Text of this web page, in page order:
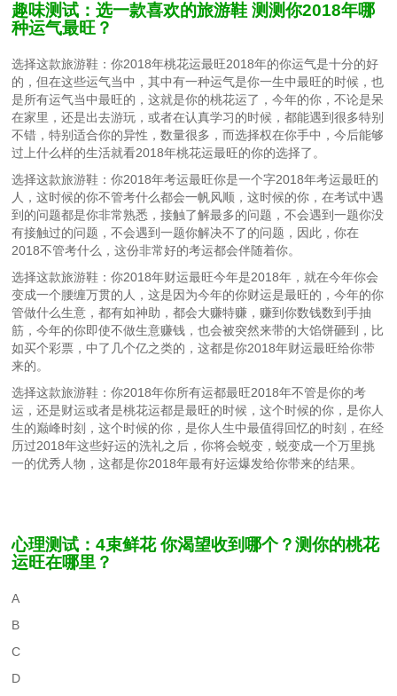
趣味测试：选一款喜欢的旅游鞋 测测你2018年哪
种运气最旺？
选择这款旅游鞋：你2018年桃花运最旺2018年的你运气是十分的好
的，但在这些运气当中，其中有一种运气是你一生中最旺的时候，也
是所有运气当中最旺的，这就是你的桃花运了，今年的你，不论是呆
在家里，还是出去游玩，或者在认真学习的时候，都能遇到很多特别
不错，特别适合你的异性，数量很多，而选择权在你手中，今后能够
过上什么样的生活就看2018年桃花运最旺的你的选择了。
选择这款旅游鞋：你2018年考运最旺你是一个字2018年考运最旺的
人，这时候的你不管考什么都会一帆风顺，这时候的你，在考试中遇
到的问题都是你非常熟悉，接触了解最多的问题，不会遇到一题你没
有接触过的问题，不会遇到一题你解决不了的问题，因此，你在
2018不管考什么，这份非常好的考运都会伴随着你。
选择这款旅游鞋：你2018年财运最旺今年是2018年，就在今年你会
变成一个腰缠万贯的人，这是因为今年的你财运是最旺的，今年的你
管做什么生意，都有如神助，都会大赚特赚，赚到你数钱数到手抽
筋，今年的你即使不做生意赚钱，也会被突然来带的大馅饼砸到，比
如买个彩票，中了几个亿之类的，这都是你2018年财运最旺给你带
来的。
选择这款旅游鞋：你2018年你所有运都最旺2018年不管是你的考
运，还是财运或者是桃花运都是最旺的时候，这个时候的你，是你人
生的巅峰时刻，这个时候的你，是你人生中最值得回忆的时刻，在经
历过2018年这些好运的洗礼之后，你将会蜕变，蜕变成一个万里挑
一的优秀人物，这都是你2018年最有好运爆发给你带来的结果。
心理测试：4束鲜花 你渴望收到哪个？测你的桃花
运旺在哪里？
A
B
C
D